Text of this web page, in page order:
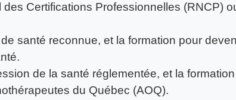
Certifications Professionnelles (RNCP)
santé reconnue, et la formation pour
de la santé réglementée, et la
du Québec (AOQ).